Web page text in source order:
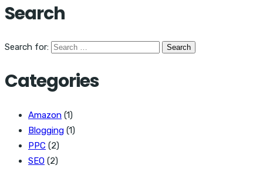
Search
Search for:
Categories
Amazon (1)
Blogging (1)
PPC (2)
SEO (2)